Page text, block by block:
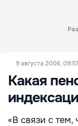
9 августа 2006, 09:57
Какая
«В связи с тем,